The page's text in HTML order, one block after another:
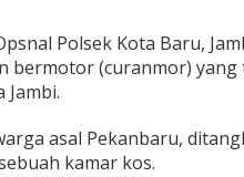
Polsek Kota Baru,
bermotor (curanmor) yang
Jambi.
asal Pekanbaru,
kamar kos.